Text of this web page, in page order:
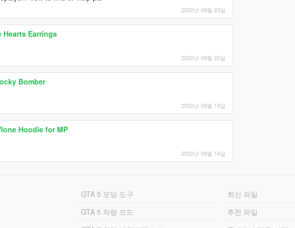
2022년 09월 23일
Hearts Earrings
2022년 09월 22일
Bomber
2022년 09월 19일
Hoodie for MP
2022년 09월 19일
GTA 5 모딩 도구
GTA 5 차량 모드
최신 파일
추천 파일